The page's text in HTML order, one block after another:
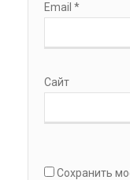
Email *
Сайт
Сохранить